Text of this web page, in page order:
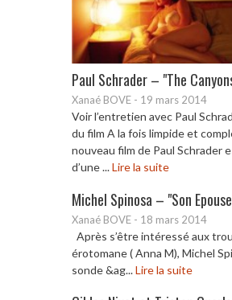
Paul Schrader – "The
Xanaé BOVE - 19 mars 2014
Voir l’entretien avec Paul
du film A la fois limpide et
nouveau film de Paul Schrader
d’une ...Lire la suite
Michel Spinosa – "Son
Xanaé BOVE - 18 mars 2014
Après s’être intéressé aux
érotomane ( Anna M), Michel
sonde &ag...Lire la suite